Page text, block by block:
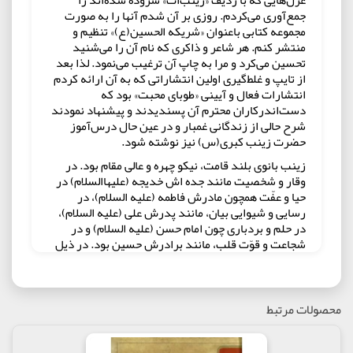
جمع‌آوری می‌کردم. روزی بر آن شدم آنها را به صورت
مجموعه کتابی باعنوان «شریکه الحسین(ع)» تنظیم و
منتشر کنم. هر شاعر و ذاکری که نام آن را می‌شنید
تحسین می‌کرد و مرا به چاپ آن ترغیب می‌نمود. لذا بعد
از تایپ و غلط‌گیری اولین انتشاراتی که به آن ارائه کردم
انتشارات فعال و آیینی «طوبای محبت» بود که
دست‌اندرکاران محترم آن پسندیدند و پیشنهاد نمودند
شرح حالی از زندگانی غمبار و در عین حال درس‌آموز
حضرت زینب کبری(س) نیز نوشته شود.
زینب بانوی بلند قامت، نیکو چهره و عالی مقام بود. در
وقار و شخصیت مانند جده اش خدیجه (علیهاالسلام) در
حیا و عفّت همچون مادرش فاطمه (علیه السلام)، در
رسایی و شیوایی بیان، مانند پدرش علی (علیه السلام)،
در حلم و بردباری چون امام حسن (علیه السلام) و در
شجاعت و قوّت قلب، مانند برادرش حسین بود. در ذیل
1. علم و دانش :
سخنان و خطبه های عالمانه، همراه با
عبیداللّه زیاد، در بین راه کوفه و شام، و همچنین در
دربار «یزید»، از سوی زینب هر کدام شاهدی بر عظمت
دانش این بانو است. ابن عباس، گفتار پر ارج فاطمه زهرا
محصولات مرتبط